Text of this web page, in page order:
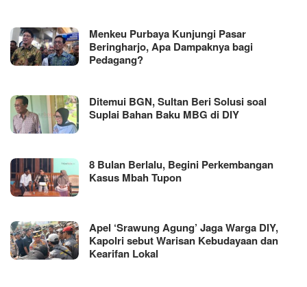
Menkeu Purbaya Kunjungi Pasar
Beringharjo, Apa Dampaknya bagi
Pedagang?
Ditemui BGN, Sultan Beri Solusi soal
Suplai Bahan Baku MBG di DIY
8 Bulan Berlalu, Begini Perkembangan
Kasus Mbah Tupon
Apel ‘Srawung Agung’ Jaga Warga DIY,
Kapolri sebut Warisan Kebudayaan dan
Kearifan Lokal